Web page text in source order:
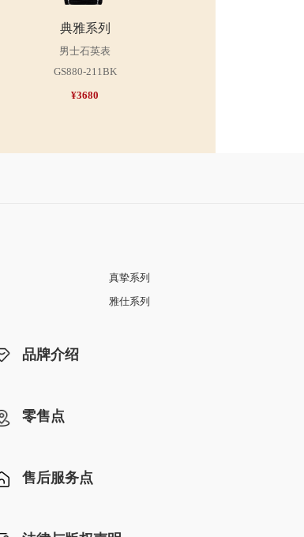
典雅系列
男士石英表
GS880-211BK
¥3680
真挚系列
雅仕系列
品牌介绍
零售点
售后服务点